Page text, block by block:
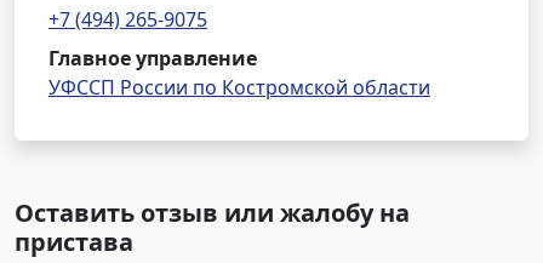
+7 (494) 265-9075
Главное управление
УФССП России по Костромской области
Оставить отзыв или жалобу на
пристава